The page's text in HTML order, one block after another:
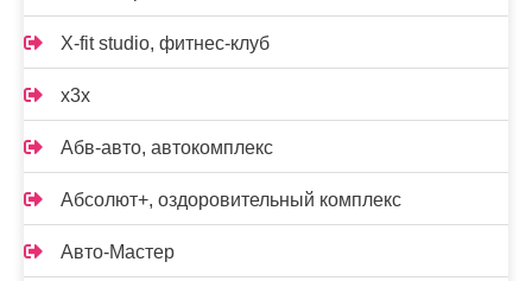
X-fit studio, фитнес-клуб
x3x
Абв-авто, автокомплекс
Абсолют+, оздоровительный комплекс
Авто-Мастер